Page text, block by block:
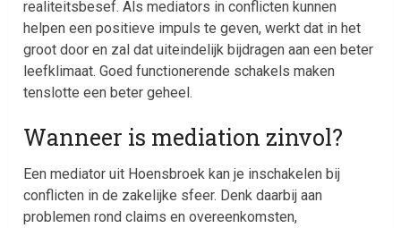
realiteitsbesef. Als mediators in conflicten kunnen
helpen een positieve impuls te geven, werkt dat in het
groot door en zal dat uiteindelijk bijdragen aan een beter
leefklimaat. Goed functionerende schakels maken
tenslotte een beter geheel.
Wanneer is mediation zinvol?
Een mediator uit Hoensbroek kan je inschakelen bij
conflicten in de zakelijke sfeer. Denk daarbij aan
problemen rond claims en overeenkomsten,